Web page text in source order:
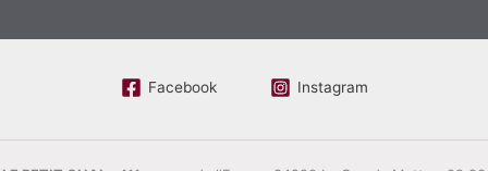
Facebook Instagram